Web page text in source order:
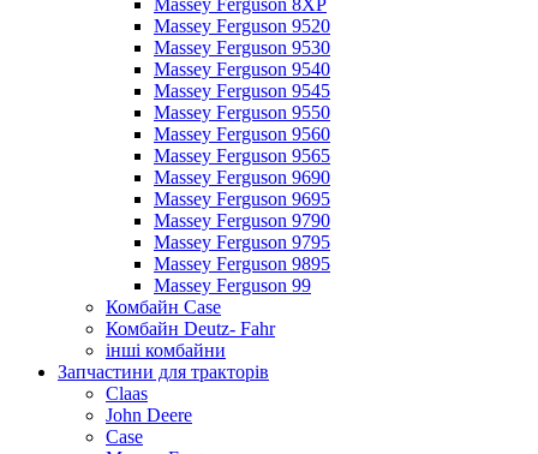
Massey Ferguson 8XP
Massey Ferguson 9520
Massey Ferguson 9530
Massey Ferguson 9540
Massey Ferguson 9545
Massey Ferguson 9550
Massey Ferguson 9560
Massey Ferguson 9565
Massey Ferguson 9690
Massey Ferguson 9695
Massey Ferguson 9790
Massey Ferguson 9795
Massey Ferguson 9895
Massey Ferguson 99
Комбайн Case
Комбайн Deutz- Fahr
інші комбайни
Запчастини для тракторів
Claas
John Deere
Case